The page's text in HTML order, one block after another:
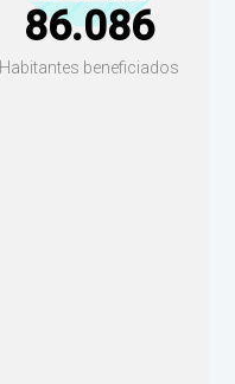
86.086
Habitantes beneficiados